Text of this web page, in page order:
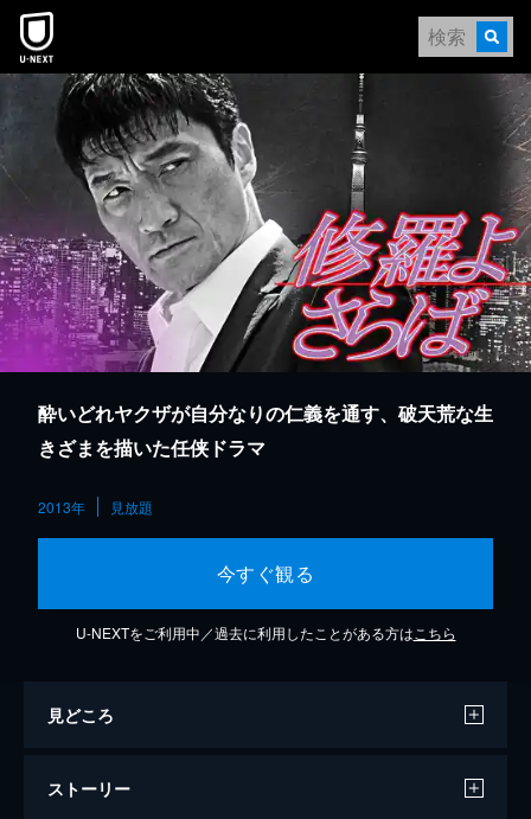
本文へスキップ
酔いどれヤクザが自分なりの仁義を通す、破天荒な生
きざまを描いた任侠ドラマ
2013年 見放題
今すぐ観る
U-NEXTをご利用中／過去に利用したことがある方は こちら
見どころ
ストーリー